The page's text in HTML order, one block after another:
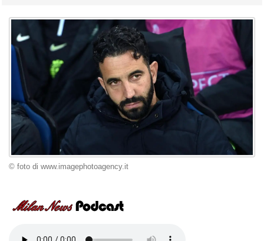
© foto di www.imagephotoagency.it